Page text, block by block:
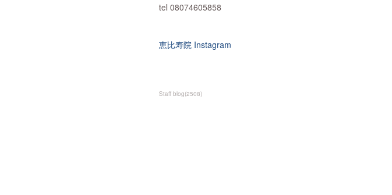
tel 08074605858
恵比寿院 Instagram
Staff blog(2508)